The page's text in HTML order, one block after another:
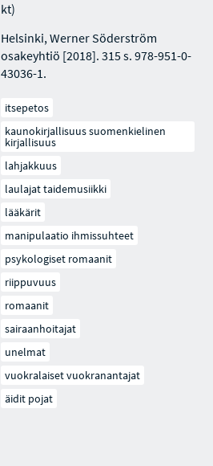
kt)
Helsinki, Werner Söderström
osakeyhtiö [2018]. 315 s. 978-951-0-
43036-1.
itsepetos
kaunokirjallisuus suomenkielinen
kirjallisuus
lahjakkuus
laulajat taidemusiikki
lääkärit
manipulaatio ihmissuhteet
psykologiset romaanit
riippuvuus
romaanit
sairaanhoitajat
unelmat
vuokralaiset vuokranantajat
äidit pojat